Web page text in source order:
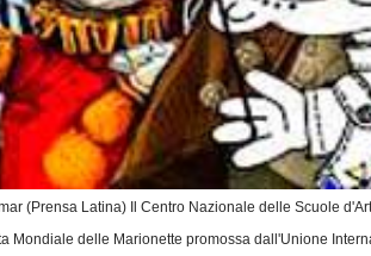
(Prensa Latina) Il Centro Nazionale delle Scuole
Mondiale delle Marionette promossa dall'Unione